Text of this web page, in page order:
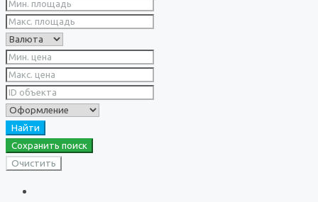
Найти
Сохранить поиск
Очистить